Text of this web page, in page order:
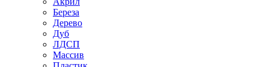
Береза
Дерево
Дуб
ЛДСП
Массив